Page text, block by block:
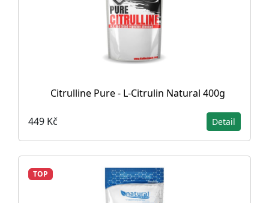
Citrulline Pure - L-Citrulin Natural 400g
449 Kč Detail
TOP